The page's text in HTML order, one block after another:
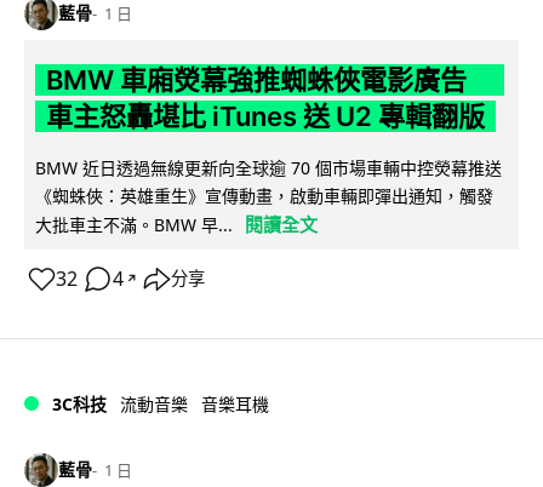
藍骨 1 日
BMW 車廂熒幕強推蜘蛛俠電影廣告
車主怒轟堪比 iTunes 送 U2 專輯翻版
BMW 近日透過無線更新向全球逾 70 個市場車輛中控熒幕推送
《蜘蛛俠：英雄重生》宣傳動畫，啟動車輛即彈出通知，觸發
大批車主不滿。BMW 早...
閱讀全文
32 4 ↗ 分享
3C科技 流動音樂 音樂耳機
藍骨 1 日